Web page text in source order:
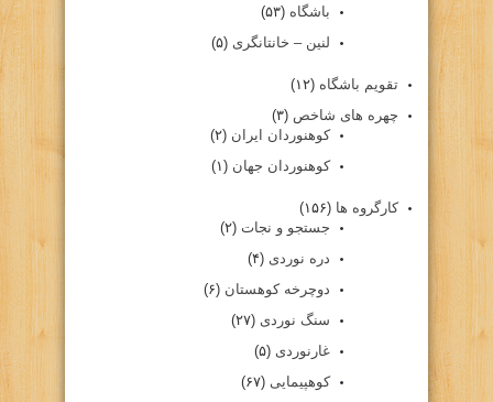
باشگاه (۵۳)
لنین – خانتانگری (۵)
تقویم باشگاه (۱۲)
چهره های شاخص (۳)
کوهنوردان ایران (۲)
کوهنوردان جهان (۱)
کارگروه ها (۱۵۶)
جستجو و نجات (۲)
دره نوردی (۴)
دوچرخه کوهستان (۶)
سنگ نوردی (۲۷)
غارنوردی (۵)
کوهپیمایی (۶۷)